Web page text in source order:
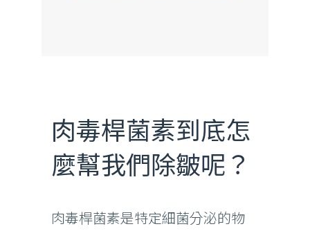
肉毒桿菌素到底怎
麼幫我們除皺呢？
肉毒桿菌素是特定細菌分泌的物